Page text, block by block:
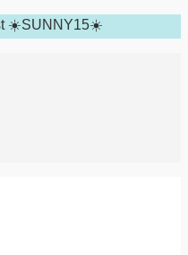
☀️SUNNY15☀️